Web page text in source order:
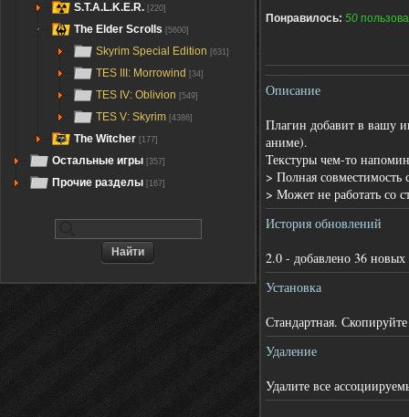
S.T.A.L.K.E.R. [220]
The Elder Scrolls [5600]
Skyrim Special Edition [631]
TES III: Morrowind [34]
TES IV: Oblivion [549]
TES V: Skyrim [4386]
The Witcher [177]
Остальные игры [357]
Прочие разделы [167]
Понравилось: 50
Описание
Плагин добавит в вашу
аниме).
Текстуры чем-то
> Полная
> Может не работать со
История обновлений
2.0 - добавлено 36 новых
Установка
Стандартная.
Удаление
Удалите все